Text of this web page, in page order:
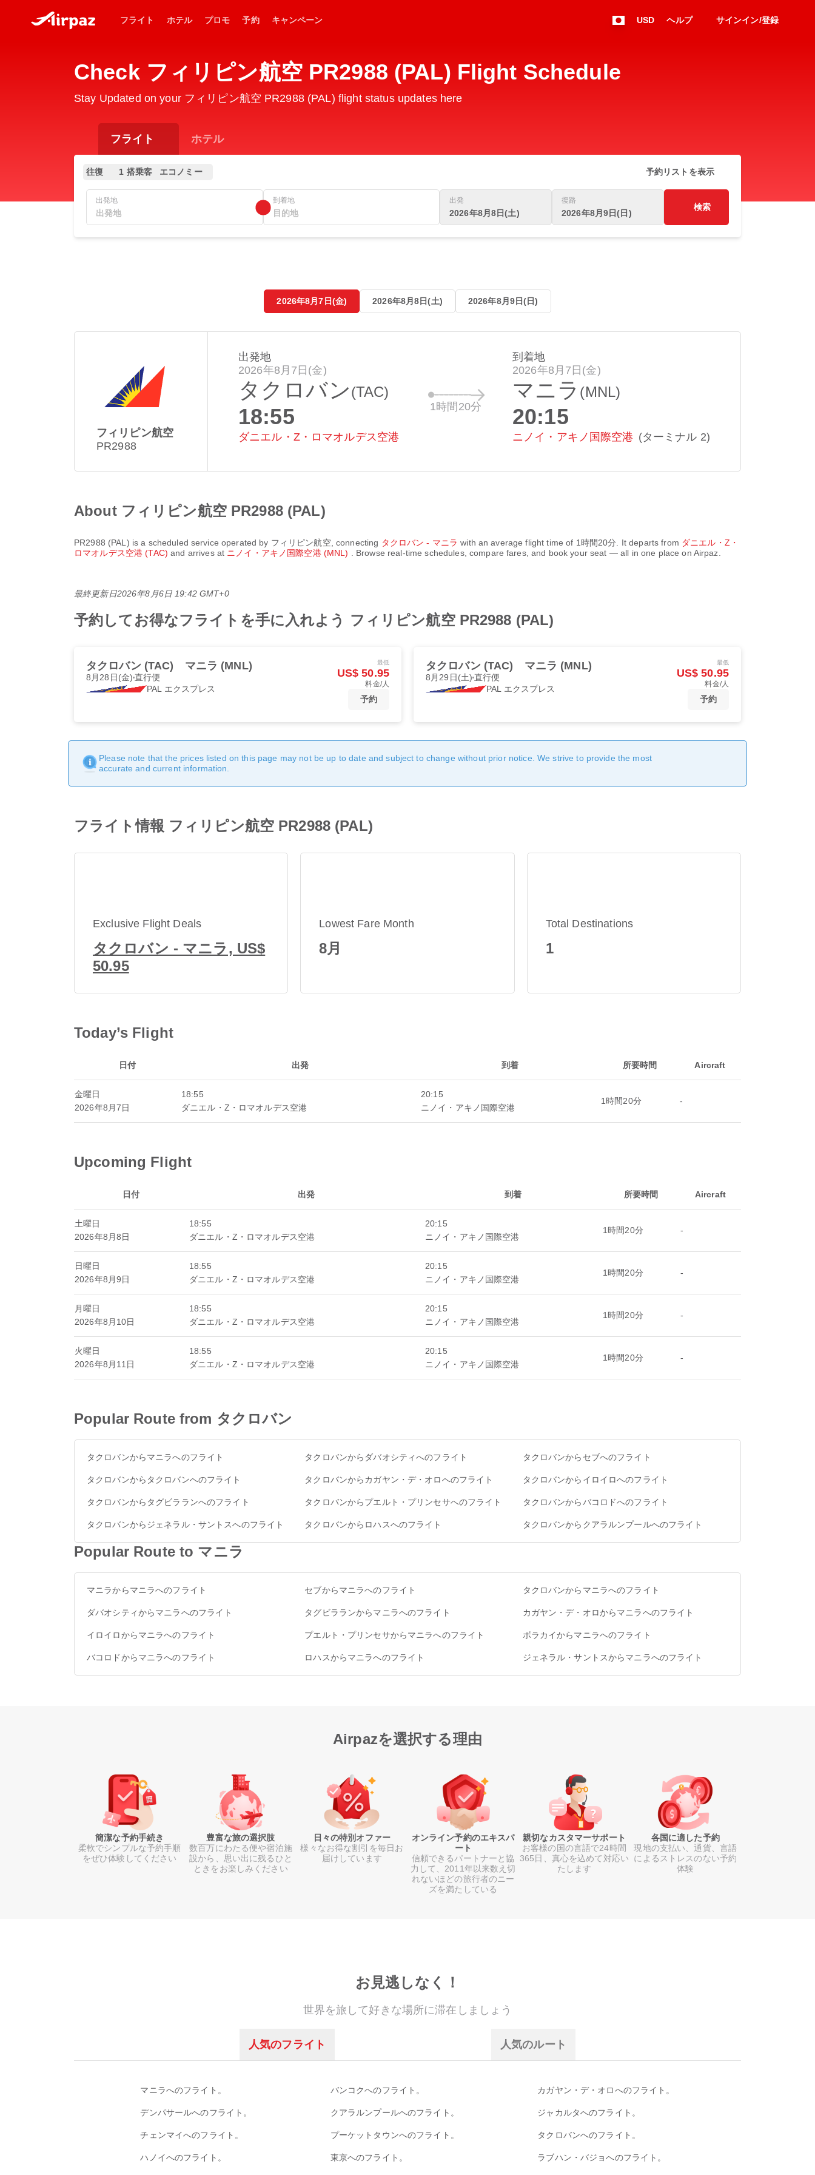
フライト ホテル プロモ 予約 キャンペーン USD ヘルプ サインイン/登録
Check フィリピン航空 PR2988 (PAL) Flight Schedule
Stay Updated on your フィリピン航空 PR2988 (PAL) flight status updates here
フライト ホテル
往復 1 搭乗客 エコノミー 予約リストを表示
出発地 到着地 出発
2026年8月8日(土)
復路
2026年8月9日(日)
検索
2026年8月7日(金) 2026年8月8日(土) 2026年8月9日(日)
フィリピン航空
PR2988
出発地
2026年8月7日(金)
タクロバン(TAC)
18:55
ダニエル・Z・ロマオルデス空港
1時間20分
到着地
2026年8月7日(金)
マニラ (MNL)
20:15
ニノイ・アキノ国際空港 (ターミナル 2)
About フィリピン航空 PR2988 (PAL)
PR2988 (PAL ) is a scheduled service operated by フィリピン航空, connecting タクロバン - マニラ with an average flight time of 1時間20分 . It departs from ダニエル・Z・
ロマオルデス空港 (TAC)and arrives at ニノイ・アキノ国際空港 (MNL) . Browse real-time schedules, compare fares, and book your seat — all in one place on Airpaz.
最終更新日2026年8月6日 19:42 GMT+0
予約してお得なフライトを手に入れよう フィリピン航空 PR2988 (PAL)
タクロバン (TAC) マニラ (MNL)
8月28日(金)直行便
PAL エクスプレス
最低
US$ 50.95
料金/人
予約
タクロバン (TAC) マニラ (MNL)
8月29日(土)直行便
PAL エクスプレス
最低
US$ 50.95
料金/人
予約
Please note that the prices listed on this page may not be up to date and subject to change without prior notice. We strive to provide the most
accurate and current information.
フライト情報 フィリピン航空 PR2988 (PAL)
Exclusive Flight Deals
タクロバン - マニラ, US$
50.95
Lowest Fare Month
8月
Total Destinations
1
Today’s Flight
日付 出発 到着 所要時間 Aircraft
金曜日
2026年8月7日
18:55
ダニエル・Z・ロマオルデス空港
20:15
ニノイ・アキノ国際空港
1時間20分 -
Upcoming Flight
日付 出発 到着 所要時間 Aircraft
土曜日
2026年8月8日
18:55
ダニエル・Z・ロマオルデス空港
20:15
ニノイ・アキノ国際空港
1時間20分 -
日曜日
2026年8月9日
18:55
ダニエル・Z・ロマオルデス空港
20:15
ニノイ・アキノ国際空港
1時間20分 -
月曜日
2026年8月10日
18:55
ダニエル・Z・ロマオルデス空港
20:15
ニノイ・アキノ国際空港
1時間20分 -
火曜日
2026年8月11日
18:55
ダニエル・Z・ロマオルデス空港
20:15
ニノイ・アキノ国際空港
1時間20分 -
Popular Route from タクロバン
タクロバンからマニラへのフライト タクロバンからダバオシティへのフライト タクロバンからセブへのフライト
タクロバンからタクロバンへのフライト タクロバンからカガヤン・デ・オロへのフライト タクロバンからイロイロへのフライト
タクロバンからタグビラランへのフライト タクロバンからプエルト・プリンセサへのフライト タクロバンからバコロドへのフライト
タクロバンからジェネラル・サントスへのフライト タクロバンからロハスへのフライト タクロバンからクアラルンプールへのフライト
Popular Route to マニラ
マニラからマニラへのフライト セブからマニラへのフライト タクロバンからマニラへのフライト
ダバオシティからマニラへのフライト タグビラランからマニラへのフライト カガヤン・デ・オロからマニラへのフライト
イロイロからマニラへのフライト プエルト・プリンセサからマニラへのフライト ボラカイからマニラへのフライト
バコロドからマニラへのフライト ロハスからマニラへのフライト ジェネラル・サントスからマニラへのフライト
Airpazを選択する理由
簡潔な予約手続き
柔軟でシンプルな予約手順
をぜひ体験してください
豊富な旅の選択肢
数百万にわたる便や宿泊施
設から、思い出に残るひと
ときをお楽しみください
日々の特別オファー
様々なお得な割引を毎日お
届けしています
オンライン予約のエキスパ
ート
信頼できるパートナーと協
力して、2011年以来数え切
れないほどの旅行者のニー
ズを満たしている
親切なカスタマーサポート
お客様の国の言語で24時間
365日、真心を込めて対応い
たします
各国に適した予約
現地の支払い、通貨、言語
によるストレスのない予約
体験
お見逃しなく！
世界を旅して好きな場所に滞在しましょう
人気のフライト 人気のルート
マニラへのフライト。 バンコクへのフライト。 カガヤン・デ・オロへのフライト。
デンパサールへのフライト。 クアラルンプールへのフライト。 ジャカルタへのフライト。
チェンマイへのフライト。 プーケットタウンへのフライト。 タクロバンへのフライト。
ハノイへのフライト。 東京へのフライト。 ラブハン・バジョへのフライト。